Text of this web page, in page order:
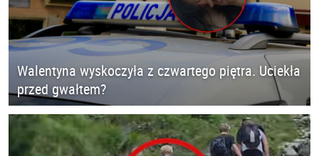
Walentyna wyskoczyła z czwartego piętra. Uciekła
przed gwałtem?